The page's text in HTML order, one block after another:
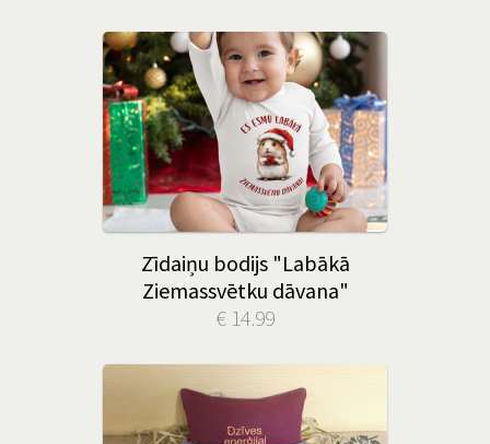
Zīdaiņu bodijs "Labākā
Ziemassvētku dāvana"
€ 14.99